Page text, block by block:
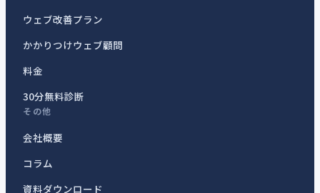
ウェブ改善プラン
かかりつけウェブ顧問
料金
30分無料診断
その他
会社概要
コラム
資料ダウンロード